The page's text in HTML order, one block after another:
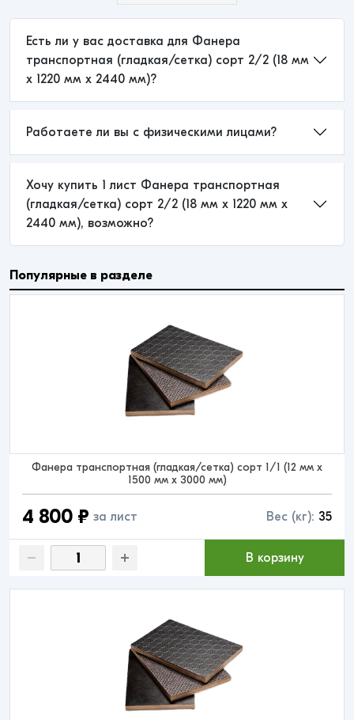
Есть ли у вас доставка для Фанера
транспортная (гладкая/сетка) сорт 2/2 (18 мм
x 1220 мм x 2440 мм)?
Работаете ли вы с физическими лицами?
Хочу купить 1 лист Фанера транспортная
(гладкая/сетка) сорт 2/2 (18 мм x 1220 мм x
2440 мм), возможно?
Популярные в разделе
Фанера транспортная (гладкая/сетка) сорт 1/1 (12 мм x
1500 мм x 3000 мм)
4 800 ₽ за лист Вес (кг): 35
В корзину